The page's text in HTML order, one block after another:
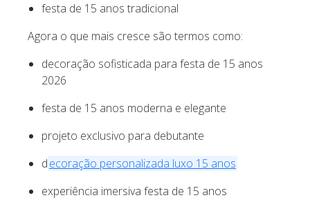
festa de 15 anos tradicional
Agora o que mais cresce são termos como:
decoração sofisticada para festa de 15 anos
2026
festa de 15 anos moderna e elegante
projeto exclusivo para debutante
decoração personalizada luxo 15 anos
experiência imersiva festa de 15 anos